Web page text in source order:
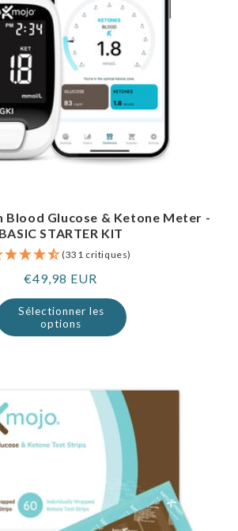
Blood Glucose & Ketone Meter -
BASIC STARTER KIT
(331 critiques)
Prix
normal
€49,98 EUR
Sélectionner les
options